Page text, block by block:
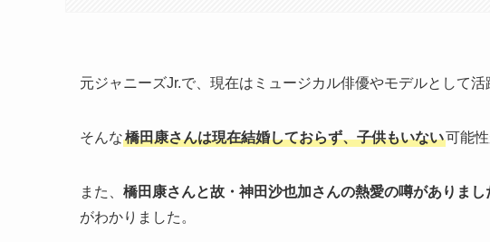
元ジャニーズJr.で、現在はミュージカル俳優やモデルとして
そんな橋田康さんは現在結婚しておらず、子供もいない可能性
また、 橋田康さんと故・神田沙也加さんの熱愛の噂がありま
がわかりました。